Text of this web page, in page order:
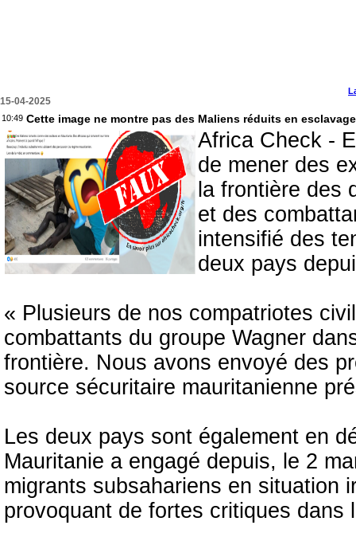
15-04-2025
10:49 Cette image ne montre pas des Maliens réduits en
Africa Check -
de mener des
la frontière des
et des
intensifié des
deux pays
« Plusieurs de nos compatriotes
combattants du groupe Wagner
frontière. Nous avons envoyé des
source sécuritaire mauritanienne
Les deux pays sont également en
Mauritanie a engagé depuis, le 2
migrants subsahariens en situation
provoquant de fortes critiques dans